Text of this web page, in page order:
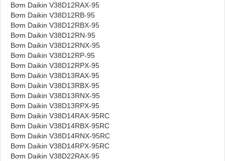
Bơm Daikin V38D12RAX-95
Bơm Daikin V38D12RB-95
Bơm Daikin V38D12RBX-95
Bơm Daikin V38D12RN-95
Bơm Daikin V38D12RNX-95
Bơm Daikin V38D12RP-95
Bơm Daikin V38D12RPX-95
Bơm Daikin V38D13RAX-95
Bơm Daikin V38D13RBX-95
Bơm Daikin V38D13RNX-95
Bơm Daikin V38D13RPX-95
Bơm Daikin V38D14RAX-95RC
Bơm Daikin V38D14RBX-95RC
Bơm Daikin V38D14RNX-95RC
Bơm Daikin V38D14RPX-95RC
Bơm Daikin V38D22RAX-95